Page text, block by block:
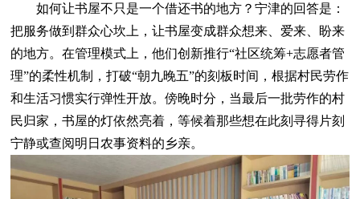
如何让书屋不只是一个借还书的地方？宁津的回答是：
把服务做到群众心坎上，让书屋变成群众想来、爱来、盼来
的地方。在管理模式上，他们创新推行“社区统筹+志愿者管
理”的柔性机制，打破“朝九晚五”的刻板时间，根据村民劳作
和生活习惯实行弹性开放。傍晚时分，当最后一批劳作的村
民归家，书屋的灯依然亮着，等候着那些想在此刻寻得片刻
宁静或查阅明日农事资料的乡亲。